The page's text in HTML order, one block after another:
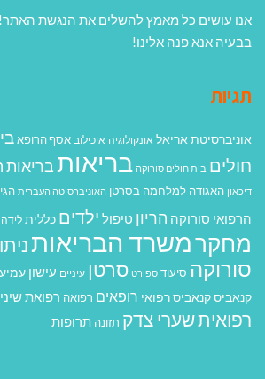
אנו עושים כל מאמץ להשלים את הנגשת
בבעיה אנא פנה אלינו!
תגיות
אוניברסיטת אריאל אונקולוגיה איכילוב אסף הרופא
חולים בית חולים סורוקה בריאות בריאות
דיכאון האגודה למלחמה בסרטן האוניברסיטה העברית
הרפואי סורוקה הריון טיפול ילדים כללית לידה
מחקרמשרד הבריאות
סורוקה סיעוד ספורט סרטן עיניים עישון
קנאביסקנאביס רפואי רופאים רפואה רפואת
רפואיתשערי צדק תזונה תרופות